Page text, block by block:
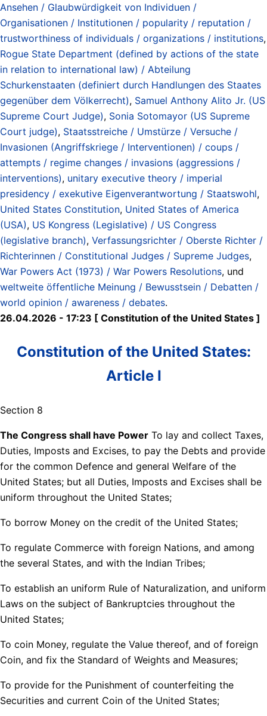
Ansehen / Glaubwürdigkeit von Individuen /
Organisationen / Institutionen / popularity / reputation /
trustworthiness of individuals / organizations / institutions,
Rogue State Department (defined by actions of the state
in relation to international law) / Abteilung
Schurkenstaaten (definiert durch Handlungen des Staates
gegenüber dem Völkerrecht), Samuel Anthony Alito Jr. (US
Supreme Court Judge), Sonia Sotomayor (US Supreme
Court judge), Staatsstreiche / Umstürze / Versuche /
Invasionen (Angriffskriege / Interventionen) / coups /
attempts / regime changes / invasions (aggressions /
interventions), unitary executive theory / imperial
presidency / exekutive Eigenverantwortung / Staatswohl,
United States Constitution, United States of America
(USA), US Kongress (Legislative) / US Congress
(legislative branch), Verfassungsrichter / Oberste Richter /
Richterinnen / Constitutional Judges / Supreme Judges,
War Powers Act (1973) / War Powers Resolutions, und
weltweite öffentliche Meinung / Bewusstsein / Debatten /
world opinion / awareness / debates.
26.04.2026 - 17:23 [ Constitution of the United States ]
Constitution of the United States:
Article I
Section 8
The Congress shall have Power To lay and collect Taxes,
Duties, Imposts and Excises, to pay the Debts and provide
for the common Defence and general Welfare of the
United States; but all Duties, Imposts and Excises shall be
uniform throughout the United States;
To borrow Money on the credit of the United States;
To regulate Commerce with foreign Nations, and among
the several States, and with the Indian Tribes;
To establish an uniform Rule of Naturalization, and uniform
Laws on the subject of Bankruptcies throughout the
United States;
To coin Money, regulate the Value thereof, and of foreign
Coin, and fix the Standard of Weights and Measures;
To provide for the Punishment of counterfeiting the
Securities and current Coin of the United States;